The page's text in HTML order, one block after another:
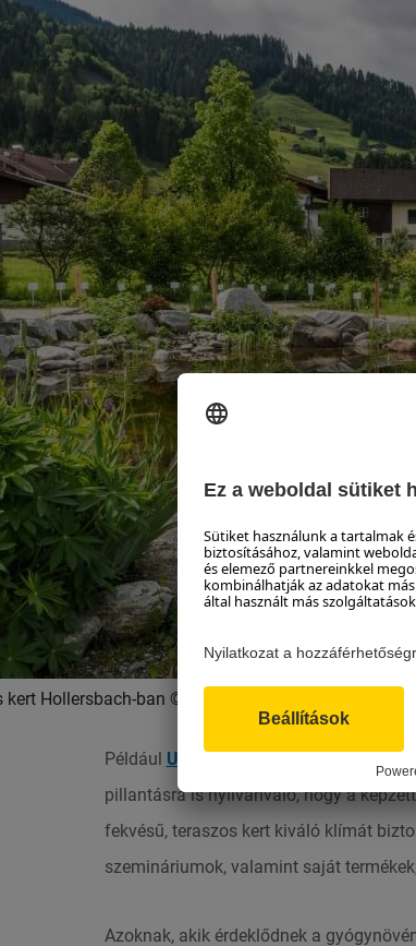
kert Hollersbach-ban © SalzburgerLand Tourismus
Például Unteregg
pillantásra is nyilvánvaló, hogy a
fekvésű, teraszos kert kiváló klímát
szemináriumok, valamint saját
Azoknak, akik érdeklődnek a